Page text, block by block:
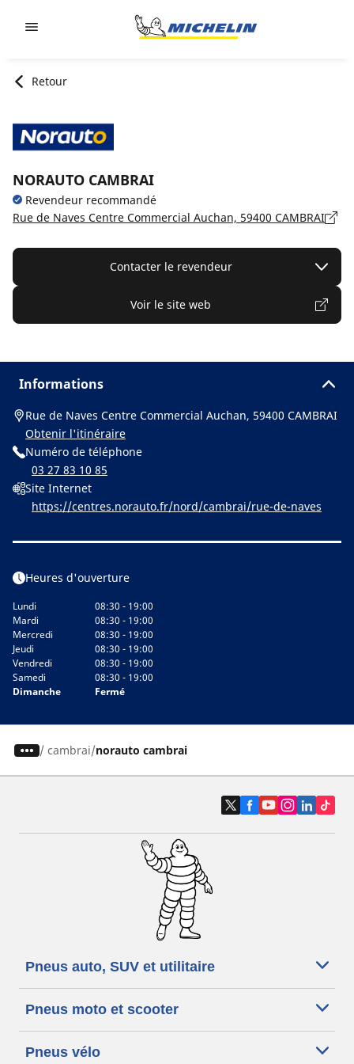
Retour
NORAUTO CAMBRAI
Revendeur recommandé
Rue de Naves Centre Commercial Auchan, 59400 CAMBRAI
Contacter le revendeur
Voir le site web
Informations
Rue de Naves Centre Commercial Auchan, 59400 CAMBRAI
Obtenir l'itinéraire
Numéro de téléphone
03 27 83 10 85
Site Internet
https://centres.norauto.fr/nord/cambrai/rue-de-naves
Heures d'ouverture
Lundi
08:30 - 19:00
Mardi
08:30 - 19:00
Mercredi
08:30 - 19:00
Jeudi
08:30 - 19:00
Vendredi
08:30 - 19:00
Samedi
08:30 - 19:00
Dimanche
Fermé
/ cambrai norauto cambrai
Pneus auto, SUV et utilitaire
Pneus moto et scooter
Pneus vélo